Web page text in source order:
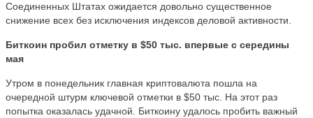
Соединенных Штатах ожидается довольно существенное
снижение всех без исключения индексов деловой активности.
Биткоин пробил отметку в $50 тыс. впервые с середины
мая
Утром в понедельник главная криптовалюта пошла на
очередной штурм ключевой отметки в $50 тыс. На этот раз
попытка оказалась удачной. Биткоину удалось пробить важный